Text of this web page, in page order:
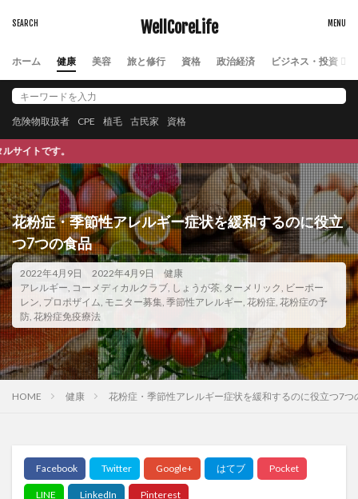
WellCoreLife
ホーム 健康 美容 旅と修行 資格 政治経済 ビジネス・投資
売ります 売れ残り
変異体
変異株 変異種
変身資産
外傷性イベント
外国人労働力
外国人労働者
外国紙幣
外貨獲得
外貨獲得ビジネス
外貨預金
外食化 多宝塔
多睡眠潜時検査
多重ニューロン層
夜の帝王
夜勤やめたい
大乗寺
大人の勉強方法 大前研一
大器晩成
大増税
大学 大学解
大川真史
大数の法則
大村大次郎 大梅拈華山
大森隆史
大江町
大津秀一 大渓明日香
大物になる自己啓発99の方法
大票田
大筋群
大胆な金融政策
大航海時代
大規模言語モデル
大谷翔平
大豆イソフラボン
大転職時代
大量見込生産
大阪万博
大阪美容クリニック
大陽寺
天才の勉強術
天海の水
天然ガス価格
天然タウリン
天然抗酸化水
危険物取扱者 CPE 植毛 古民家 資格
花粉症・季節性アレルギー症状を緩和するのに役立
つ7つの食品
2022年4月9日 2022年4月9日
健康
アレルギー, コーメディカルクラブ, しょうが茶, ターメリック, ビーポー
レン, プロポザイム, モニター募集, 季節性アレルギー, 花粉症, 花粉症の予
防, 花粉症免疫療法
HOME 健康 花粉症・季節性アレルギー症状を緩和するのに役立つ7つ